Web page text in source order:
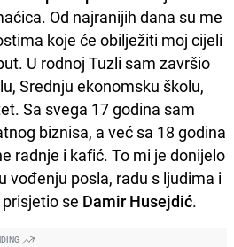
Od najranijih dana su me
koje će obilježiti moj cijeli
U rodnoj Tuzli sam završio
Srednju ekonomsku školu,
Sa svega 17 godina sam
biznisa, a već sa 18 godina
radnje i kafić. To mi je donijelo
vođenju posla, radu s ljudima i
se Damir Husejdić.